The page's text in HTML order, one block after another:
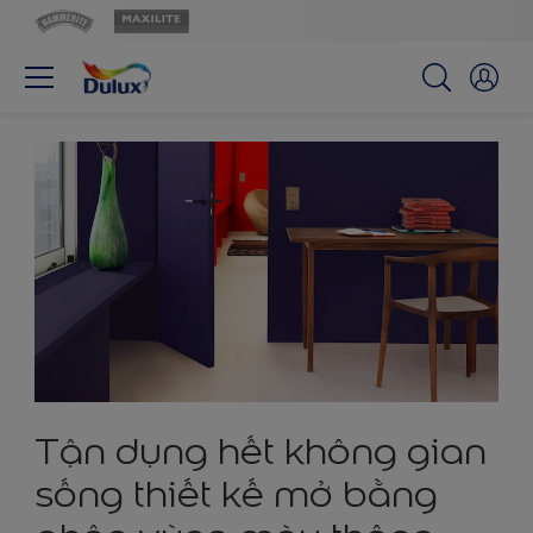
Tận dụng hết không gian
sống thiết kế mở bằng